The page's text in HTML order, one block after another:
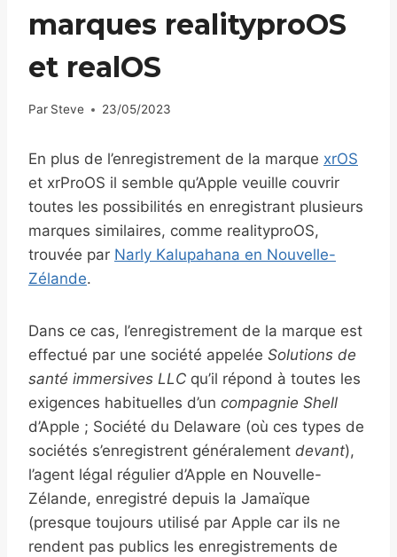
marques realityproOS
et realOS
Par Steve 23/05/2023
En plus de l’enregistrement de la marque xrOS
et xrProOS il semble qu’Apple veuille couvrir
toutes les possibilités en enregistrant plusieurs
marques similaires, comme realityproOS,
trouvée par Narly Kalupahana en Nouvelle-
Zélande.
Dans ce cas, l’enregistrement de la marque est
effectué par une société appelée Solutions de
santé immersives LLC qu’il répond à toutes les
exigences habituelles d’un compagnie Shell
d’Apple ; Société du Delaware (où ces types de
sociétés s’enregistrent généralement devant),
l’agent légal régulier d’Apple en Nouvelle-
Zélande, enregistré depuis la Jamaïque
(presque toujours utilisé par Apple car ils ne
rendent pas publics les enregistrements de